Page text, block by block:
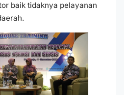
baik tidaknya pelayanan